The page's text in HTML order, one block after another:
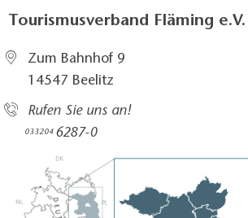
Tourismusverband Fläming e.V.
Zum Bahnhof 9
14547 Beelitz
Rufen Sie uns an!
033204 6287-0